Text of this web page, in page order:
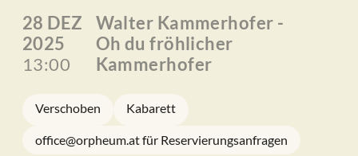
28 DEZ
2025
13:00
Walter Kammerhofer -
Oh du fröhlicher
Kammerhofer
Verschoben Kabarett
office@orpheum.at für Reservierungsanfragen